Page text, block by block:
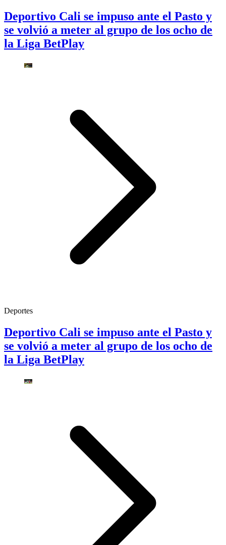
Deportivo Cali se impuso ante el Pasto y
se volvió a meter al grupo de los ocho de
la Liga BetPlay
Deportes
Deportivo Cali se impuso ante el Pasto y
se volvió a meter al grupo de los ocho de
la Liga BetPlay